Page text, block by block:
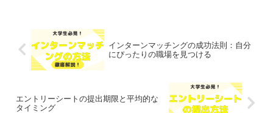
インターンマッチングの成功法則：自分
にぴったりの職場を見つける
エントリーシートの提出期限と平均的な
タイミング